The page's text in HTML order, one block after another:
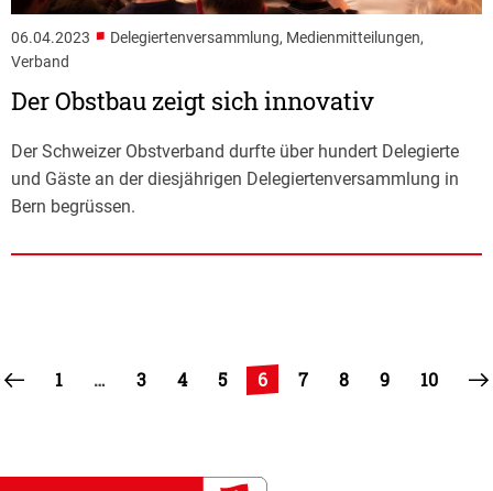
06.04.2023 ■ Delegiertenversammlung, Medienmitteilungen,
Verband
Der Obstbau zeigt sich innovativ
Der Schweizer Obstverband durfte über hundert Delegierte
und Gäste an der diesjährigen Delegiertenversammlung in
Bern begrüssen.
1 … 3 4 5 6 7 8 9 10